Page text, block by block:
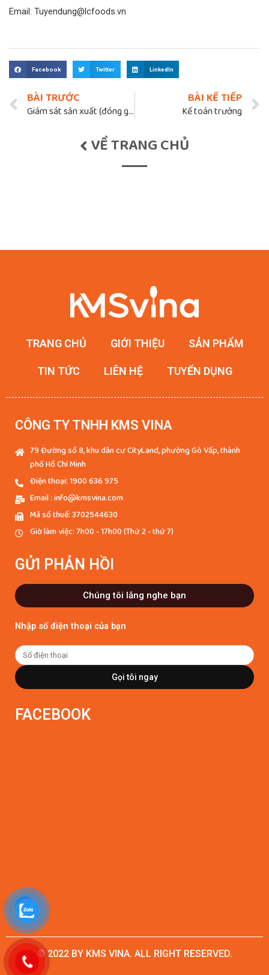
Email: Tuyendung@lcfoods.vn
Facebook Twitter LinkedIn
BÀI TRƯỚC
Giám sát sản xuất (đóng gói)
BÀI KẾ TIẾP
Kế toán trưởng
VỀ TRANG CHỦ
TRANG CHỦ GIỚI THIỆU SẢN PHẨM
TIN TỨC LIÊN HỆ TUYỂN DỤNG
CÔNG TY TNHH KMS VINA
79 Đường số 8, khu dân cư CityLand, phường Gò Vấp, thành
phố Hồ Chí Minh
Điện thoại: 1900 636 975
Email : info@kmsvina.com
Mã số thuế: 3702544630
Giờ làm việc: 7h00 - 17h00 (Thứ 2 - thứ 7)
GỬI PHẢN HỒI
Chúng tôi lắng nghe bạn
Nhập số điện thoại của bạn
Gọi tôi ngay
FACEBOOK
© 2022 BY KMS VINA. ALL RIGHT RESERVED.